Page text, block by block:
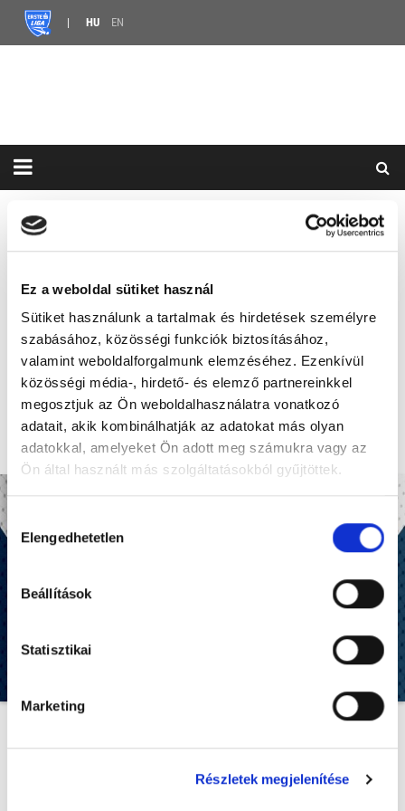
Ez a weboldal sütiket használ
Sütiket használunk a tartalmak és hirdetések személyre
szabásához, közösségi funkciók biztosításához,
valamint weboldalforgalmunk elemzéséhez. Ezenkívül
közösségi média-, hirdető- és elemző partnereinkkel
megosztjuk az Ön weboldalhasználatra vonatkozó
adatait, akik kombinálhatják az adatokat más olyan
adatokkal, amelyeket Ön adott meg számukra vagy az
Ön által használt más szolgáltatásokból gyűjtöttek.
kiválasztása
Elengedhetetlen
Beállítások
Statisztikai
Marketing
Részletek megjelenítése
HU EN
HÍREK ANATOLI BOGDANOV AZ UTE VEZETŐEDZŐJE
VEZETŐEDZŐJE
2026.04.13. 15:50 |4 MONTHS AGO
MEGOSZTÁS
A finn-ukrán szakember segítője Árkovics Bálint
lesz.
Bogdanov számára nem lesz ismeretlen az Erste Liga,